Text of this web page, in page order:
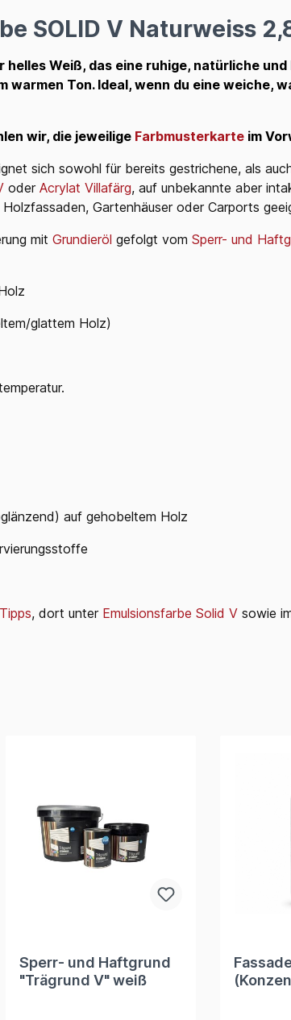
SOLID V Naturweiss
Weiß, das eine ruhige, natürliche
Ton. Ideal, wenn du eine weiche,
wir, die jeweilige Farbmusterkarte im
sich sowohl für bereits gestrichene, als
oder Acrylat Villafärg, auf unbekannte aber
Gartenhäuser oder Carports
mit Grundieröl gefolgt vom Sperr- und
glattem Holz)
auf gehobeltem Holz
, dort unter Emulsionsfarbe Solid V sowie
Sperr- und Haftgrund
"Trägrund V" weiß